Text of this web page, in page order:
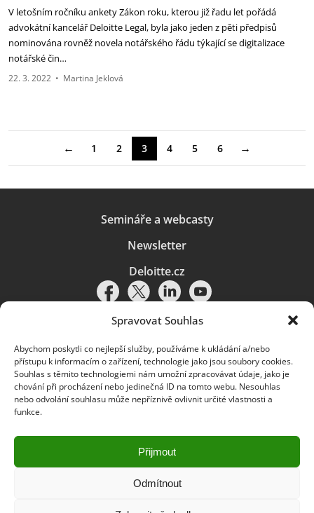
Spravovat Souhlas
Abychom poskytli co nejlepší služby, používáme k ukládání a/nebo
přístupu k informacím o zařízení, technologie jako jsou soubory cookies.
Souhlas s těmito technologiemi nám umožní zpracovávat údaje, jako je
chování při procházení nebo jedinečná ID na tomto webu. Nesouhlas
nebo odvolání souhlasu může nepříznivě ovlivnit určité vlastnosti a
funkce.
Přijmout
Odmítnout
V letošním ročníku ankety Zákon roku, kterou již řadu let pořádá
advokátní kancelář Deloitte Legal, byla jako jeden z pěti předpisů
nominována rovněž novela notářského řádu týkající se digitalizace
notářské čin…
22. 3. 2022 • Martina Jeklová
← 1 2 3 4 5 6 →
Semináře a webcasty
Newsletter
Deloitte.cz
Pravidla používání|Ochrana osobních údajů|Soubory cookies |
Deloitte.cz
© 2026. Více informací najdete vPravidlech používání.
Deloitte označuje jednu či více společností globální sítě členských
a přidružené subjekty (souhrnně „organizace Deloitte“). Společnost DTTL
(rovněž označovaná jako „Deloitte Global“) a každá z jejích členských
společností a jejich přidružených subjektů je samostatným a nezávislým
právním subjektem, který není oprávněn zavazovat nebo přijímat závazky
za jinou z těchto členských společností a jejich přidružených subjektů ve